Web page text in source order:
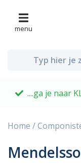
menu
....ga je naar
Home /